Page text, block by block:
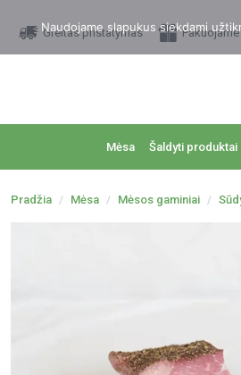
Greitas pristatymas
Mėsa Šaldyti produktai
Pradžia Mėsa Mėsos gaminiai
Naudojame slapukus siekdami